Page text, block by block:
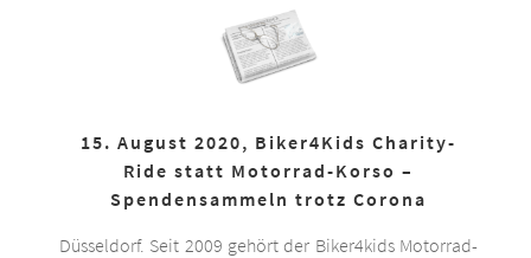
15. August 2020, Biker4Kids Charity-
Ride statt Motorrad-Korso –
Spendensammeln trotz Corona
Düsseldorf. Seit 2009 gehört der Biker4kids Motorrad-